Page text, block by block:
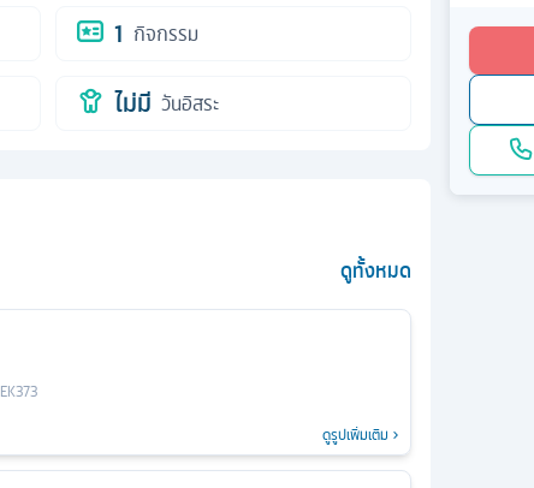
1 กิจกรรม
ไม่มี วันอิสระ
ดูทั้งหมด
EK373
ดูรูปเพิ่มเติม